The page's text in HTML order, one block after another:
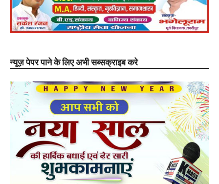
न्यूज़ पेपर पाने के लिए अभी सब्सक्राइब करे